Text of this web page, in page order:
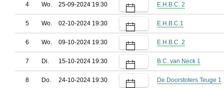
4 Wo. 25-09-2024 19:30 E.H.B.C. 2
5 Wo. 02-10-2024 19:30 E.H.B.C.1
6 Wo. 09-10-2024 19:30 E.H.B.C. 2
7 Di. 15-10-2024 19:30 B.C. van Neck 1
8 Do. 24-10-2024 19:30 De Doorstoters Teuge 1